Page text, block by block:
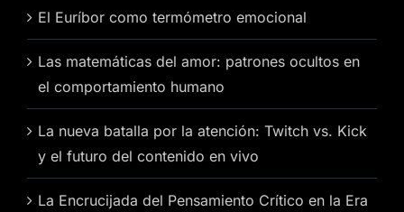
El Euríbor como termómetro emocional
Las matemáticas del amor: patrones ocultos en
el comportamiento humano
La nueva batalla por la atención: Twitch vs. Kick
y el futuro del contenido en vivo
La Encrucijada del Pensamiento Crítico en la Era